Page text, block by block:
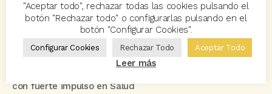
Un junio para la historia: Avant2 Sales Manager bate
múltiples récords
con fuerte impulso en Salud
"Aceptar todo", rechazar todas las cookies pulsando el
botón "Rechazar todo" o configurarlas pulsando en el
botón "Configurar Cookies".
Configurar Cookies Rechazar Todo Aceptar Todo
Leer más